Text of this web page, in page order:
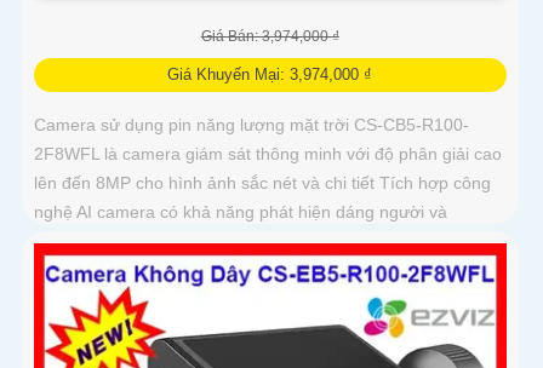
Giá Bán: 3,974,000 ₫
Giá Khuyến Mại: 3,974,000 ₫
Camera sử dụng pin năng lượng mặt trời CS-CB5-R100-
2F8WFL là camera giám sát thông minh với độ phân giải cao
lên đến 8MP cho hình ảnh sắc nét và chi tiết Tích hợp công
nghệ AI camera có khả năng phát hiện dáng người và
phương tiện báo động khi phát hiện xâm nhập Thiết kế bền
bỉ chống nước IP65 phù hợp lắp đặt trong mọi điều kiện thời
tiết. Camera An Ninh CS-CB5-R100-2F8WFL có khả năng còi
hú, đèn chớp báo động, Wifi Không Dây, chức năng AI deep
learning phân biệt người & phương tiện